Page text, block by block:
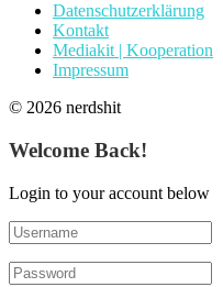
Datenschutzerklärung
Kontakt
Mediakit | Kooperation
Impressum
© 2026 nerdshit
Welcome Back!
Login to your account below